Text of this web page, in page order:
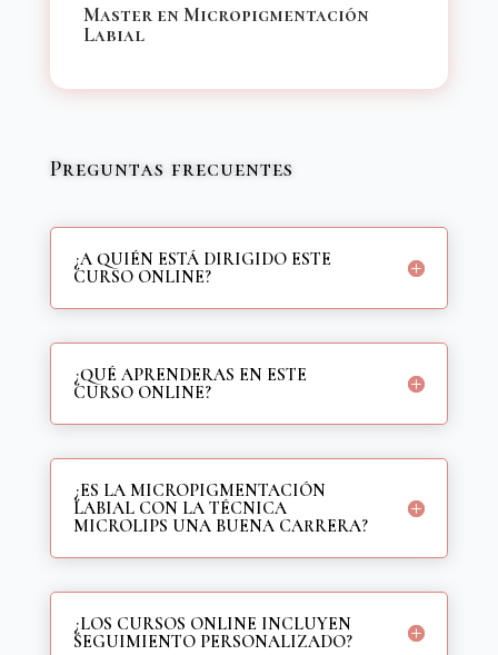
Master en Micropigmentación
Labial
Preguntas frecuentes
¿A QUIÉN ESTÁ DIRIGIDO ESTE
CURSO ONLINE?
¿QUÉ APRENDERAS EN ESTE
CURSO ONLINE?
¿ES LA MICROPIGMENTACIÓN
LABIAL CON LA TÉCNICA
MICROLIPS UNA BUENA CARRERA?
¿LOS CURSOS ONLINE INCLUYEN
SEGUIMIENTO PERSONALIZADO?